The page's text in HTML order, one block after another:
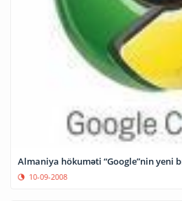
Almaniya hökuməti “Google”nin yeni
10-09-2008